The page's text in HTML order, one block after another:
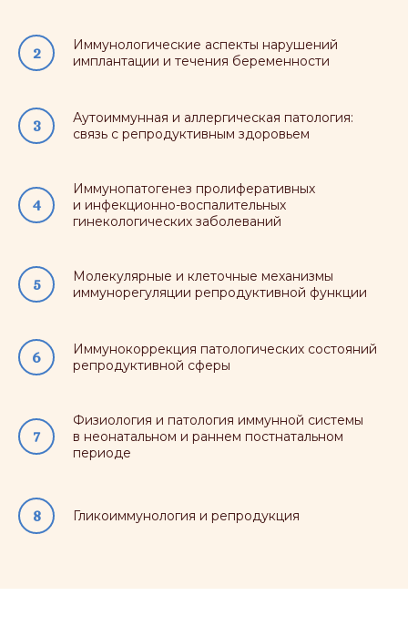
Иммунологические аспекты нарушений
имплантации и течения беременности
Аутоиммунная и аллергическая патология:
связь с репродуктивным здоровьем
Иммунопатогенез пролиферативных
и инфекционно-воспалительных
гинекологических заболеваний
Молекулярные и клеточные механизмы
иммунорегуляции репродуктивной функции
Иммунокоррекция патологических состояний
репродуктивной сферы
Физиология и патология иммунной системы
в неонатальном и раннем постнатальном
периоде
Гликоиммунология и репродукция